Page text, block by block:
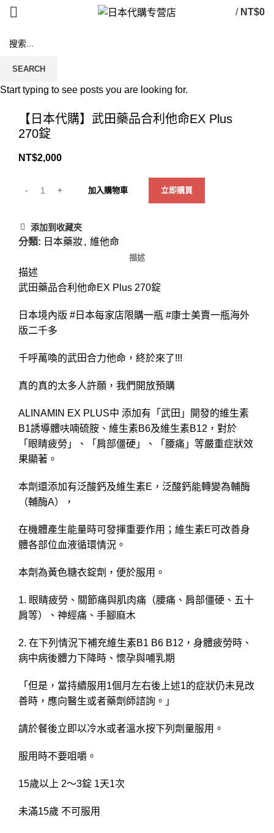
/ NT$0
【日本代購】武田藥品合利他命EX Plus
270錠
NT$2,000
加入購物車 立即購買
添加到收藏夾
分類: 日本藥妝, 維他命
描述
描述
武田藥品合利他命EX Plus 270錠
日本境內版 #日本每家店限購一瓶 #康士美賣一瓶海外
版二千多
千呼萬喚的武田合力他命，終於來了!!!
真的真的太多人許願，我們開放預購
ALINAMIN EX PLUS中 添加有「武田」開發的維生素
B1誘導體呋喃硫胺、維生素B6及維生素B12，對於
「眼睛疲勞」、「肩部僵硬」、「腰痛」等嚴重症狀效
果顯著。
本劑還添加有泛酸鈣及維生素E，泛酸鈣能轉變為輔酶
（輔酶A），
在機體產生能量時可發揮重要作用；維生素E可改善身
體各部位血液循環情況。
本劑為黃色糖衣錠劑，便於服用。
1. 眼睛疲勞、關節痛與肌肉痛（腰痛、肩部僵硬、五十
肩等）、神經痛、手腳麻木
2. 在下列情況下補充維生素B1 B6 B12，身體疲勞時、
病中病後體力下降時、懷孕與哺乳期
「但是，當持續服用1個月左右後上述1的症狀仍未見改
善時，應向醫生或者藥劑師諮詢。」
請於餐後立即以冷水或者溫水按下列劑量服用。
服用時不要咀嚼。
15歲以上 2～3錠 1天1次
未滿15歲 不可服用
SEARCH
Start typing to see posts you are looking for.